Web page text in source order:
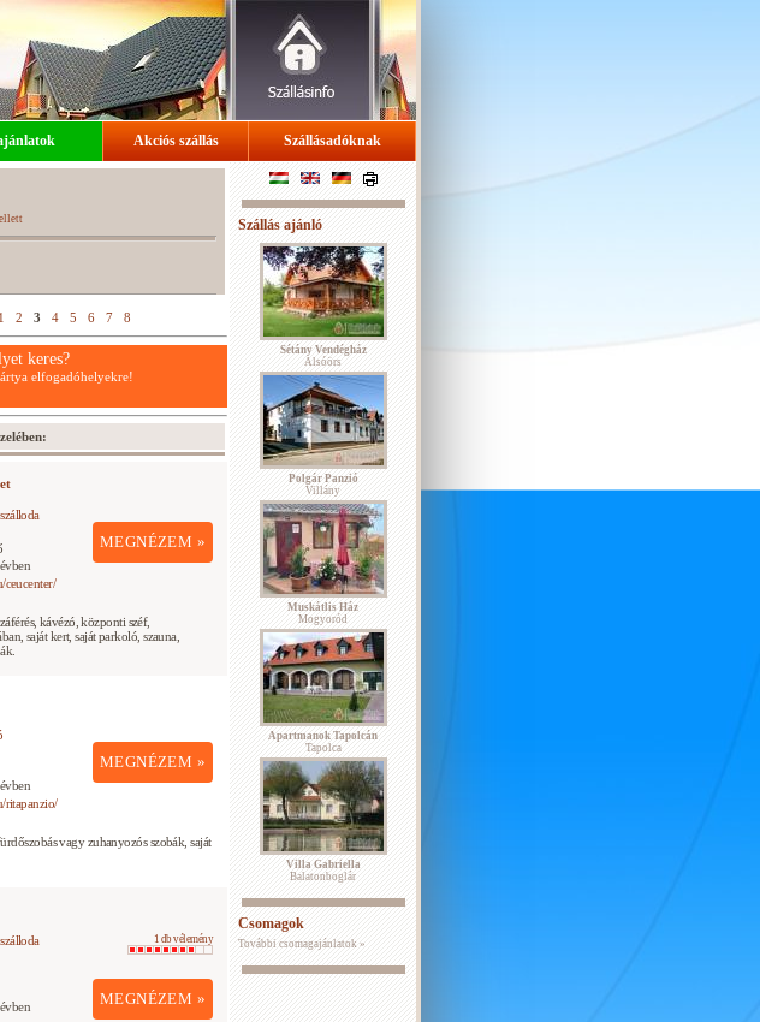
Akciós szállás Szállásadóknak
1 2 3 4 5 6 7 8
keres?
elfogadóhelyekre!
MEGNÉZEM »
ceucenter/
kávézó, központi széf,
saját kert, saját parkoló, szauna,
MEGNÉZEM »
ritapanzio/
vagy zuhanyozós szobák, saját
1 db vélemény
MEGNÉZEM »
Szállás ajánló
Sétány Vendégház
Alsóörs
Polgár Panzió
Villány
Muskátlis Ház
Mogyoród
Apartmanok Tapolcán
Tapolca
Villa Gabriella
Balatonboglár
Csomagok
További csomagajánlatok »